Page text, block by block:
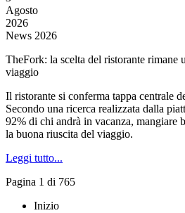
Agosto
2026
News 2026
TheFork: la scelta del ristorante rimane
viaggio
Il ristorante si conferma tappa centrale
Secondo una ricerca realizzata dalla
92% di chi andrà in vacanza, mangiare
la buona riuscita del viaggio.
Leggi tutto...
Pagina 1 di 765
Inizio